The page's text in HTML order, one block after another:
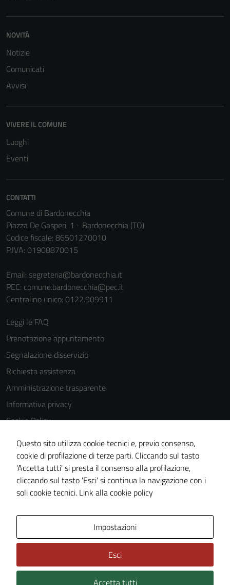
NOVITÀ
Notizie
Comunicati
Avvisi
VIVERE IL COMUNE
Luoghi
Eventi
CONTATTI
Comune di Bardonecchia
Piazza De Gasperi, 1 - Bardonecchia (TO)
Codice fiscale: 86501270010
P.IVA: 01908870015
Email: segreteria@bardonecchia.it
PEC: comune.bardonecchia@pec.it
Centralino unico: 0122.909911
Leggi le FAQ
Prenotazione appuntamento
Segnalazione disservizio
Richiesta assistenza
Amministrazione trasparente
Informativa privacy
Cookie Policy
Note legali
Dichiarazione di accessibilità
Segnalazioni di inaccessibilità
Piano di miglioramento del sito
Questo sito utilizza cookie tecnici e, previo consenso,
cookie di profilazione di terze parti. Cliccando sul tasto
'Accetta tutti' si presta il consenso alla profilazione,
cliccando sul tasto 'Esci' si continua la navigazione con i
soli cookie tecnici. Link alla cookie policy
Impostazioni
Esci
Accetta tutti
possono
essere
Cookie policy
dettagli) e
possono
essere
utilizzati
anche per la
La
disabilitazione
di questi
peggiore la
navigazione e